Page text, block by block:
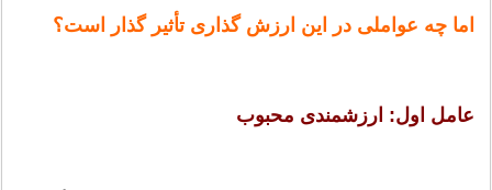
اما چه عواملی در این ارزش گذاری تأثیر گذار است؟
عامل اول: ارزشمندی محبوب